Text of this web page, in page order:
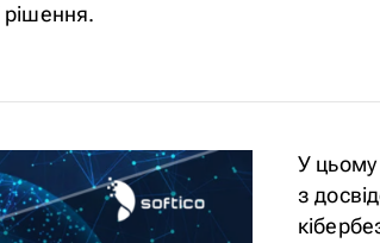
рішення.
У цьому
з